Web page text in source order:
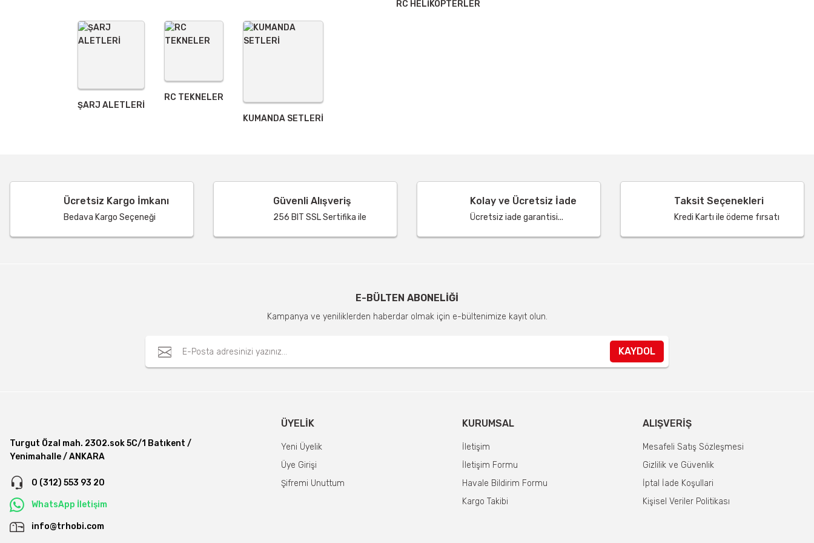
RC HELİKOPTERLER
ŞARJ ALETLERI
RC TEKNELER
KUMANDA SETLERİ
Ücretsiz Kargo İmkanı
Bedava Kargo Seçeneği
Güvenli Alışveriş
256 BIT SSL Sertifika ile
Kolay ve Ücretsiz İade
Ücretsiz iade garantisi...
Taksit Seçenekleri
Kredi Kartı ile ödeme fırsatı
E-BÜLTEN ABONELİĞİ
Kampanya ve yeniliklerden haberdar olmak için e-bültenimize kayıt olun.
KAYDOL
Turgut Özal mah. 2302.sok 5C/1 Batıkent /
Yenimahalle / ANKARA
0 (312) 553 93 20
WhatsApp İletişim
info@trhobi.com
ÜYELIK
Yeni Üyelik
Üye Girişi
Şifremi Unuttum
KURUMSAL
İletişim
İletişim Formu
Havale Bildirim Formu
Kargo Takibi
ALIŞVERIŞ
Mesafeli Satış Sözleşmesi
Gizlilik ve Güvenlik
İptal İade Koşullari
Kişisel Veriler Politikası